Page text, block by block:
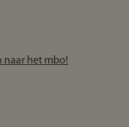
naar het mbo!